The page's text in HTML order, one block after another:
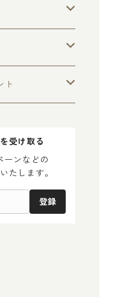
ズ
ト
受け取る
ーンなどの
たします。
登録